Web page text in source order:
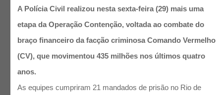
A Polícia Civil realizou nesta sexta-feira (29) mais uma
etapa da Operação Contenção, voltada ao combate do
braço financeiro da facção criminosa Comando Vermelho
(CV), que movimentou 435 milhões nos últimos quatro
anos.
As equipes cumpriram 21 mandados de prisão no Rio de